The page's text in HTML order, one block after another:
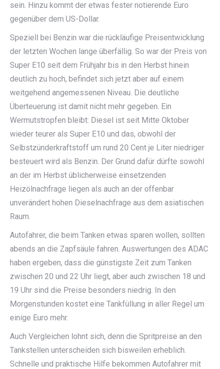
sein. Hinzu kommt der etwas fester notierende Euro
gegenüber dem US-Dollar.
Speziell bei Benzin war die rückläufige Preisentwicklung
der letzten Wochen lange überfällig. So war der Preis von
Super E10 seit dem Frühjahr bis in den Herbst hinein
deutlich zu hoch, befindet sich jetzt aber auf einem
weitgehend angemessenen Niveau. Die deutliche
Überteuerung ist damit nicht mehr gegeben. Ein
Wermutstropfen bleibt: Diesel ist seit Mitte Oktober
wieder teurer als Super E10 und das, obwohl der
Selbstzünderkraftstoff um rund 20 Cent je Liter niedriger
besteuert wird als Benzin. Der Grund dafür dürfte sowohl
an der im Herbst üblicherweise einsetzenden
Heizölnachfrage liegen als auch an der offenbar
unverändert hohen Dieselnachfrage aus dem asiatischen
Raum.
Autofahrer, die beim Tanken etwas sparen wollen, sollten
abends an die Zapfsäule fahren. Auswertungen des ADAC
haben ergeben, dass die günstigste Zeit zum Tanken
zwischen 20 und 22 Uhr liegt, aber auch zwischen 18 und
19 Uhr sind die Preise besonders niedrig. In den
Morgenstunden kostet eine Tankfüllung in aller Regel um
einige Euro mehr.
Auch Vergleichen lohnt sich, denn die Spritpreise an den
Tankstellen unterscheiden sich bisweilen erheblich.
Schnelle und praktische Hilfe bekommen Autofahrer mit